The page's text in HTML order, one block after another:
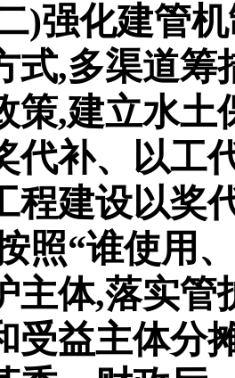
)强化建管
式,多渠道筹
策,建立水土
代补、以工
程建设以奖
照“谁使用
主体,落实管
受益主体分